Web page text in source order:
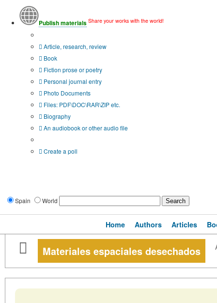
Publish materials Share your works with the world!
Article, research, review
Book
Fiction prose or poetry
Personal journal entry
Photo Documents
Files: PDF\DOC\RAR\ZIP etc.
Biography
An audiobook or other audio file
Create a poll
Spain World
Home Authors Articles
Materiales espaciales desechados